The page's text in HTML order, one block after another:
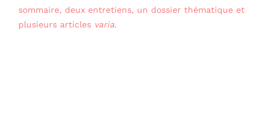
sommaire, deux entretiens, un dossier thématique et
plusieurs articles varia.